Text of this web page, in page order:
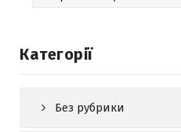
Категорії
Без рубрики